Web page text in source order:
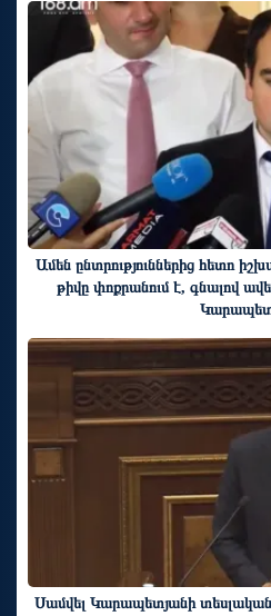
Ամեն ընտրություններից հետո
թիվը փոքրանում է, գնալով
Սամվել Կարապետյանի